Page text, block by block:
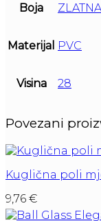
Boja ZLATNA
Materijal PVC
Visina 28
Povezani
Kuglična poli
9,76 €